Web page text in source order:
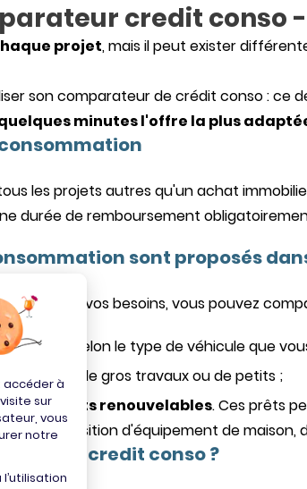
credit conso
projet, mais il peut exister
son comparateur de crédit conso :
minutes l'offre la plus
les projets autres qu'un achat
durée de remboursement
sont proposés
de vos besoins, vous pouvez
moto
, selon le type de véhicule que
qu'il s'agisse de gros travaux ou de petits ;
lescredits renouvelables. Ces prêts
acquisition d'équipement de
de credit conso ?